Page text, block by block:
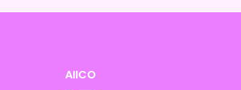
AIICO